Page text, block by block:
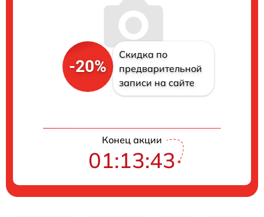
-20%
Скидка по
предварительной
записи на сайте
Конец акции
01:13:42